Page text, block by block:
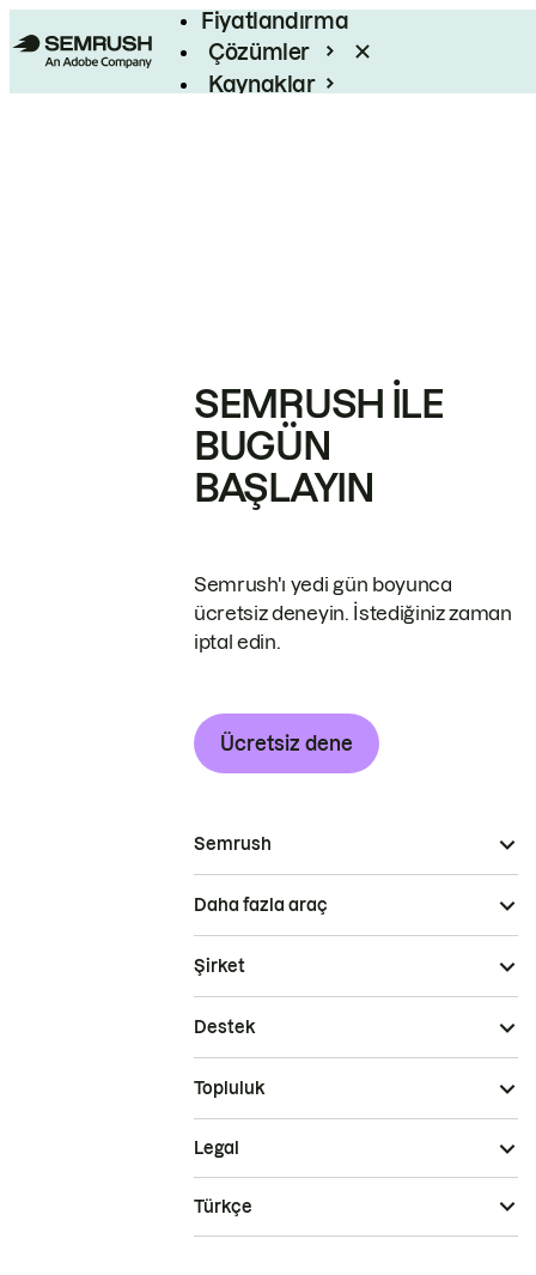
Fiyatlandırma
Çözümler
Kaynaklar
SEMRUSH ILE
BUGÜN
BAŞLAYIN
Semrush'ı yedi gün boyunca
ücretsiz deneyin. İstediğiniz zaman
iptal edin.
Ücretsiz dene
Semrush
Daha fazla araç
Şirket
Destek
Topluluk
Legal
Türkçe